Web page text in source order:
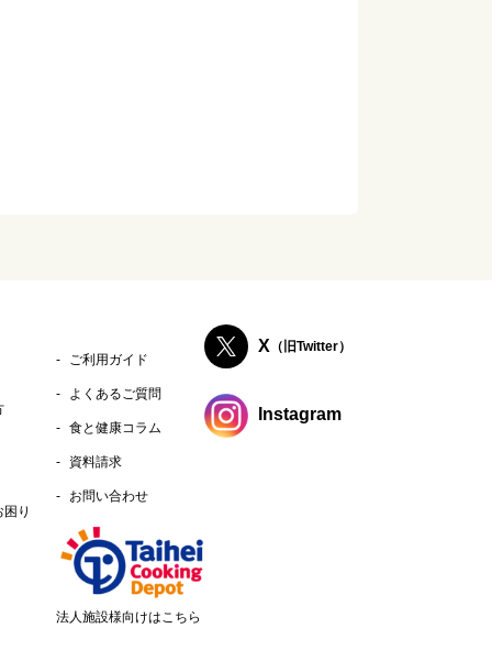
り
ご利用ガイド
よくあるご質問
食と健康コラム
資料請求
お問い合わせ
法人施設様向けはこちら
X （旧Twitter）
Instagram